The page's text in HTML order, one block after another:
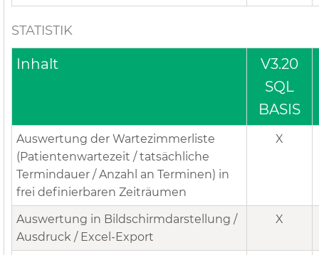
STATISTIK
Inhalt
V3.20
SQL
BASIS
Auswertung der Wartezimmerliste
(Patientenwartezeit / tatsächliche
Termindauer / Anzahl an Terminen) in
frei definierbaren Zeiträumen
X
Auswertung in Bildschirmdarstellung /
Ausdruck / Excel-Export
X